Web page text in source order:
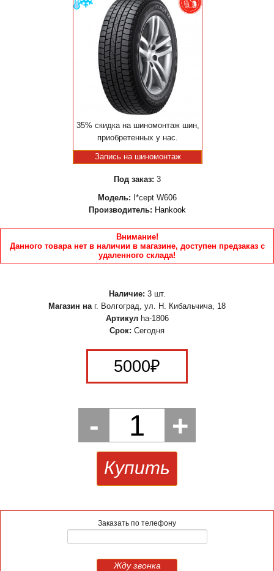
35% скидка на шиномонтаж шин,
приобретенных у нас.
Запись на шиномонтаж
Под заказ: 3
Модель: I*cept W606
Производитель: Hankook
Внимание!
Данного товара нет в наличии в магазине, доступен предзаказ с
удаленного склада!
Наличие: 3 шт.
Магазин на г. Волгоград, ул. Н. Кибальчича, 18
Артикул ha-1806
Срок: Сегодня
5000₽
- 1 +
Купить
Заказать по телефону
Жду звонка